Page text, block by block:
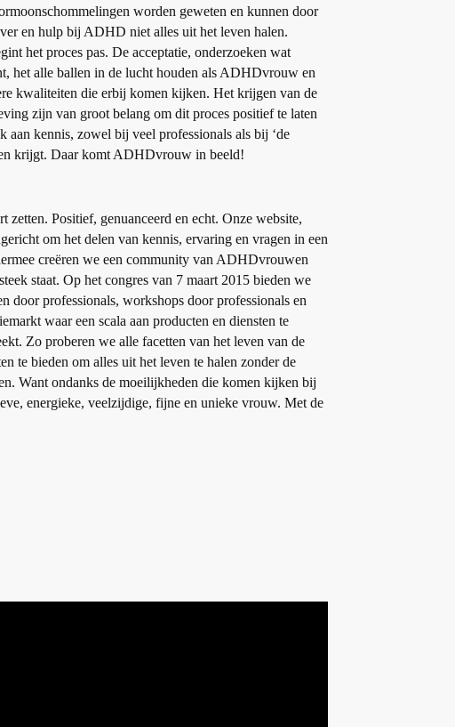
worden geweten en kunnen door
en hulp bij ADHD niet alles uit het leven halen.
het proces pas. De acceptatie, onderzoeken wat
het alle ballen in de lucht houden als ADHDvrouw en
kwaliteiten die erbij komen kijken. Het krijgen van de
zijn van groot belang om dit proces positief te laten
aan kennis, zowel bij veel professionals als bij ‘de
krijgt. Daar komt ADHDvrouw in beeld!
Positief, genuanceerd en echt. Onze website,
om het delen van kennis, ervaring en vragen in een
creëren we een community van ADHDvrouwen
staat. Op het congres van 7 maart 2015 bieden we
door professionals, workshops door professionals en
waar een scala aan producten en diensten te
Zo proberen we alle facetten van het leven van de
te bieden om alles uit het leven te halen zonder de
Want ondanks de moeilijkheden die komen kijken bij
energieke, veelzijdige, fijne en unieke vrouw. Met de